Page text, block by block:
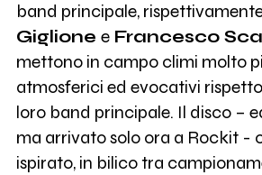
band principale,
Giglione e Francesco
mettono in campo climi molto
atmosferici ed evocativi
loro band principale. Il disco –
ma arrivato solo ora a Rockit -
ispirato, in bilico tra